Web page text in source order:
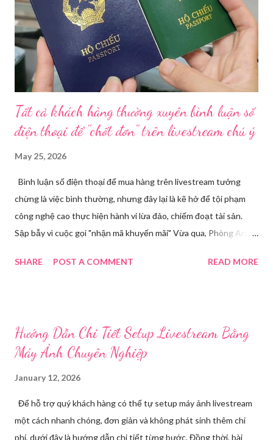
về mỹ phẩm. Cơ quan Cảnh sát điều tra Công an TP HCM vừa
triệt phá đường dây sản xuất, buôn bán mỹ phẩm giả quy mô
lớn, hoạt động tinh vi ngay giữa khu dân cư ở phường Tân Tạo.
Bên cạnh đó, Sở Y tế sẽ công khai danh ...
Tất cả khách hàng thường xuyên bình luận số
điện thoại để "chốt đơn" trên livestream chú ý
May 25, 2026
Bình luận số điện thoại để mua hàng trên livestream tưởng
chừng là việc bình thường, nhưng đây lại là kẽ hở để tội phạm
công nghệ cao thực hiện hành vi lừa đảo, chiếm đoạt tài sản.
Sập bẫy vì cuộc gọi "nhận mã khuyến mãi" Vừa qua, Phòng An
Công an tỉnh Bắc Ninh đã tiếp nhận đơn trình báo của chị
cá nhân tại phần bình luận, để đặt hàng. Chỉ một thời gian ngắn
sau, chị nhận được cuộc gọi từ một người tự xưng là chủ shop,
mới nhất Để "xác nhận phần quà", đối tượng yêu cầu chị T cung
cấp mã OTP vừa được gửi về điện thoại của chị. Do đang vui
mừng vì trúng thưởng và bị đối tượng thúc giục mã chỉ có hiệu
SHARE POST A COMMENT READ MORE
Hướng Dẫn Chi Tiết Setup Livestream Bằng
Máy Ảnh Chuyên Nghiệp
January 12, 2026
Để hỗ trợ quý khách hàng có thể tự setup máy ảnh livestream
một cách nhanh chóng, đơn giản và không phát sinh thêm chi
phí, dưới đây là hướng dẫn chi tiết từng bước. Đồng thời, bài